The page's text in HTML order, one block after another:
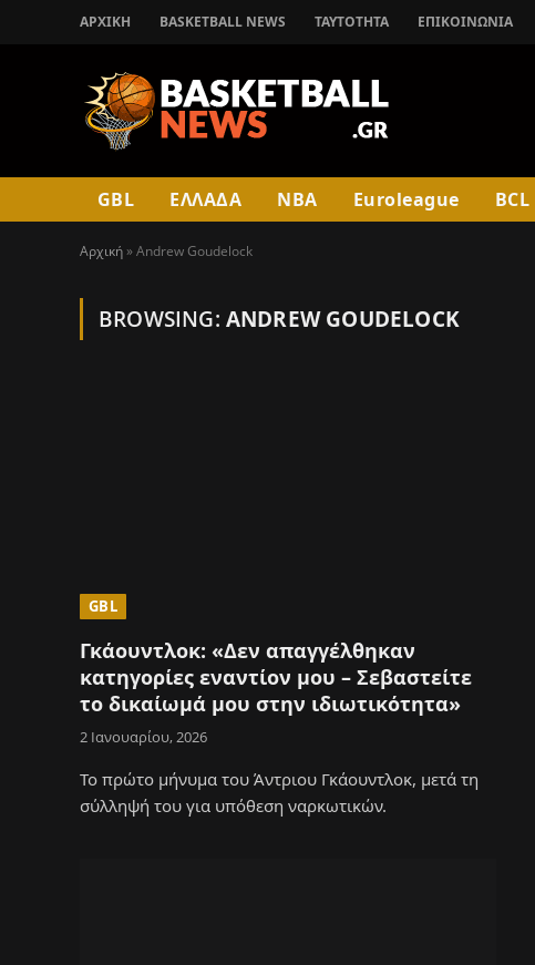
ΑΡΧΙΚΉ BASKETBALL NEWS ΤΑΥΤΟΤΗΤΑ ΕΠΙΚΟΙΝΩΝΊΑ
GBL ΕΛΛΑΔΑ NBA Euroleague BCL
Αρχική»Andrew Goudelock
BROWSING: ANDREW GOUDELOCK
GBL
Γκάουντλοκ: «Δεν απαγγέλθηκαν
κατηγορίες εναντίον μου – Σεβαστείτε
το δικαίωμά μου στην ιδιωτικότητα»
2 Ιανουαρίου, 2026
Το πρώτο μήνυμα του Άντριου Γκάουντλοκ, μετά τη
σύλληψή του για υπόθεση ναρκωτικών.